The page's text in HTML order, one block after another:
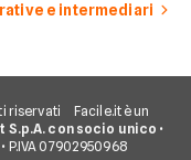
e intermediari
riservati
Facile.it è un
S.p.A. con socio unico •
P.IVA 07902950968